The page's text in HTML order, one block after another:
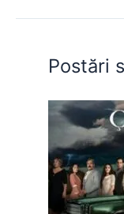
o
o
k
p
p
n
g
Postări